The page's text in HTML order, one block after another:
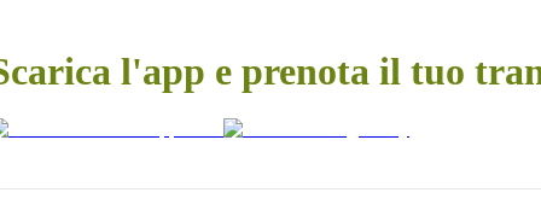
l'app e prenota il tuo